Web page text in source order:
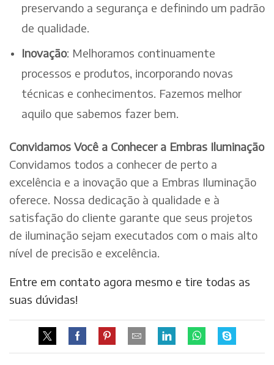
preservando a segurança e definindo um padrão
de qualidade.
Inovação: Melhoramos continuamente
processos e produtos, incorporando novas
técnicas e conhecimentos. Fazemos melhor
aquilo que sabemos fazer bem.
Convidamos Você a Conhecer a Embras Iluminação
Convidamos todos a conhecer de perto a
excelência e a inovação que a Embras Iluminação
oferece. Nossa dedicação à qualidade e à
satisfação do cliente garante que seus projetos
de iluminação sejam executados com o mais alto
nível de precisão e excelência.
Entre em contato agora mesmo e tire todas as
suas dúvidas!